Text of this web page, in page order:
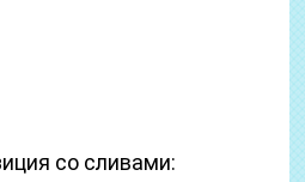
со сливами: